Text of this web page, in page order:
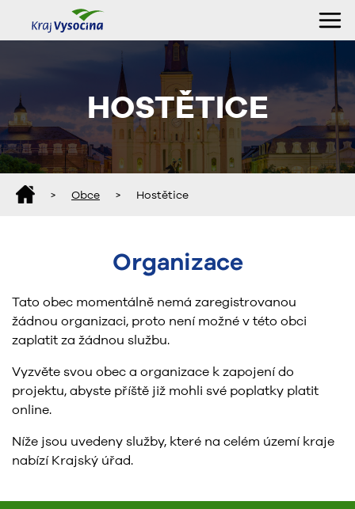
HOSTĚTICE
> Obce > Hostětice
Organizace
Tato obec momentálně nemá zaregistrovanou
žádnou organizaci, proto není možné v této obci
zaplatit za žádnou službu.
Vyzvěte svou obec a organizace k zapojení do
projektu, abyste příště již mohli své poplatky platit
online.
Níže jsou uvedeny služby, které na celém území kraje
nabízí Krajský úřad.